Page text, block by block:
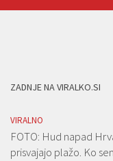
ZADNJE NA VIRALKO.SI
VIRALNO
FOTO: Hud napad
prisvajajo plažo. Ko